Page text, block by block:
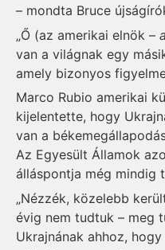
– mondta Bruce
„Ő (az amerikai elnök –
van a világnak egy
amely bizonyos
Marco Rubio amerikai
kijelentette, hogy
van a
Az Egyesült Államok
álláspontja még mindig
„Nézzék, közelebb
évig nem tudtuk – meg
Ukrajnának ahhoz,